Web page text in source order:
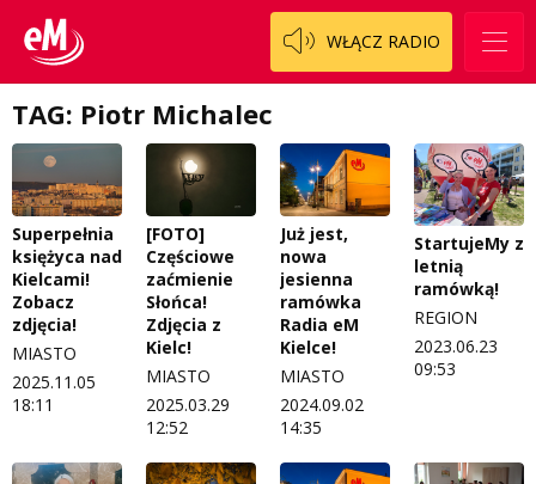
WŁĄCZ RADIO
Tak wierzę
Weekend z blondynką
W starych Kielcach
Wszystko w temacie
Regulamin konkursu Zwierzak naszej klasy
Polityka prywatności
ZNAJDZIESZ NAS TAKŻE NA
TAG: Piotr Michalec
Superpełnia
księżyca nad
Kielcami!
Zobacz
zdjęcia!
MIASTO
2025.11.05
18:11
[FOTO]
Częściowe
zaćmienie
Słońca!
Zdjęcia z
Kielc!
MIASTO
2025.03.29
12:52
Już jest,
nowa
jesienna
ramówka
Radia eM
Kielce!
MIASTO
2024.09.02
14:35
StartujeMy z
letnią
ramówką!
REGION
2023.06.23
09:53